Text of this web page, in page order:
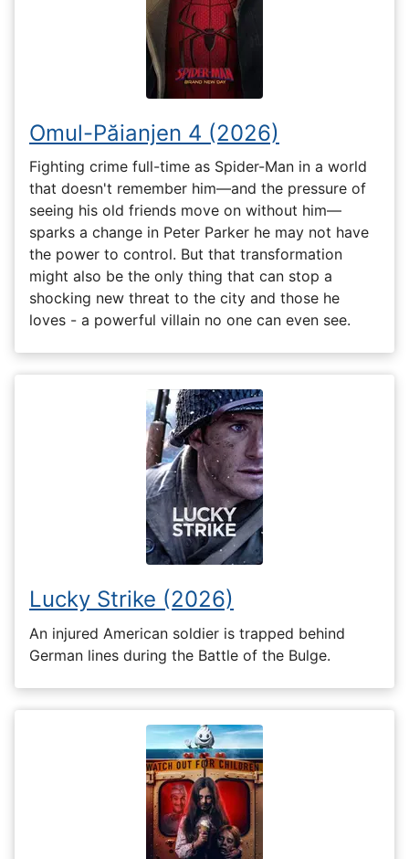
Omul-Păianjen 4 (2026)
Fighting crime full-time as Spider-Man in a world
that doesn't remember him—and the pressure of
seeing his old friends move on without him—
sparks a change in Peter Parker he may not have
the power to control. But that transformation
might also be the only thing that can stop a
shocking new threat to the city and those he
loves - a powerful villain no one can even see.
Lucky Strike (2026)
An injured American soldier is trapped behind
German lines during the Battle of the Bulge.